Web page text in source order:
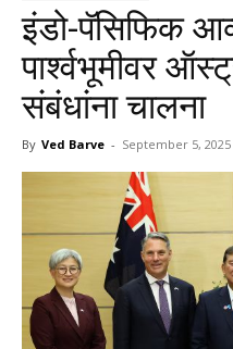
इंडो-पॅसिफिक
पार्श्वभूमीवर
संबंधांना चालना
By Ved Barve - September 5, 2025